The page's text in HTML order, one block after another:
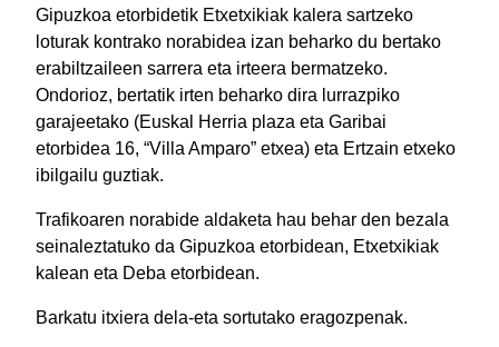
Gipuzkoa etorbidetik Etxetxikiak kalera sartzeko
loturak kontrako norabidea izan beharko du bertako
erabiltzaileen sarrera eta irteera bermatzeko.
Ondorioz, bertatik irten beharko dira lurrazpiko
garajeetako (Euskal Herria plaza eta Garibai
etorbidea 16, “Villa Amparo” etxea) eta Ertzain etxeko
ibilgailu guztiak.
Trafikoaren norabide aldaketa hau behar den bezala
seinaleztatuko da Gipuzkoa etorbidean, Etxetxikiak
kalean eta Deba etorbidean.
Barkatu itxiera dela-eta sortutako eragozpenak.